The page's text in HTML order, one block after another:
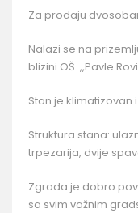
Za prodaju
Nalazi se na
blizini OŠ ,,Pavle
Stan je
Struktura stana:
trpezarija, dvije
Zgrada je dobro
sa svim važnim